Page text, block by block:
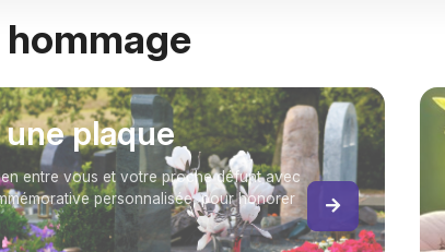
hommage
plaque
entre vous et votre proche défunt avec
personnalisée, pour honorer